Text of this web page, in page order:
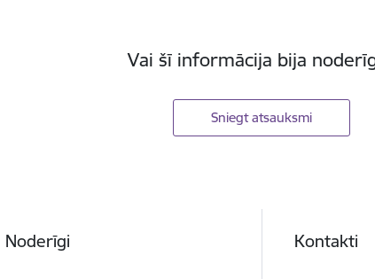
Vai šī informācija bija
Sniegt atsauksmi
Noderīgi Kontakti